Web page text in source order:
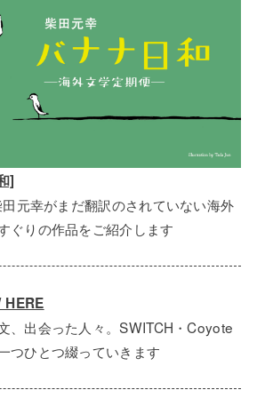
]
元幸がまだ翻訳のされていない海外
ぐりの作品をご紹介します
HERE
、出会った人々。SWITCH・Coyote
ひとつ綴っていきます